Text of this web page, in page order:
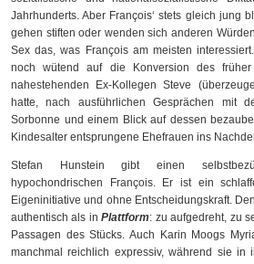
Jahrhunderts. Aber François‘ stets gleich jung
gehen stiften oder wenden sich anderen
Sex das, was François am meisten
noch wütend auf die Konversion des
nahestehenden Ex-Kollegen Steve
hatte, nach ausführlichen Gesprächen mit
Sorbonne und einem Blick auf dessen
Kindesalter entsprungene Ehefrauen ins
Stefan Hunstein gibt einen
hypochondrischen François. Er ist ein
Eigeninitiative und ohne Entscheidungskraft.
authentisch als inPlattform: zu aufgedreht, zu
Passagen des Stücks. Auch Karin Moogs
manchmal reichlich expressiv, während sie in